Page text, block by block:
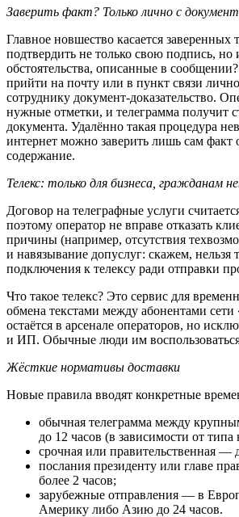
Заверить факт? Только лично с
Главное новшество касается заверенных
подтвердить не только свою подпись, но
обстоятельства, описанные в
прийти на почту или в пункт связи
сотруднику документ-доказательство.
нужные отметки, и телеграмма получит
документа. Удалённо такая процедура
интернет можно заверить лишь сам факт
содержание.
Телекс: только для бизнеса, гражданам
Договор на телеграфные услуги
поэтому оператор не вправе отказать
причины (например, отсутствия
и навязывание допуслуг: скажем, нельзя
подключения к телексу ради отправки
Что такое телекс? Это сервис для
обмена текстами между абонентами сети
остаётся в арсенале операторов, но
и ИП. Обычные люди им
Жёсткие нормативы доставки
Новые правила вводят конкретные
обычная телеграмма между
до 12 часов (в зависимости от типа
срочная или правительственная —
послания президенту или главе
более 2 часов;
зарубежные отправления — в
Америку либо Азию до 24 часов.